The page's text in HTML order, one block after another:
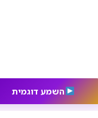
השמע דוגמית